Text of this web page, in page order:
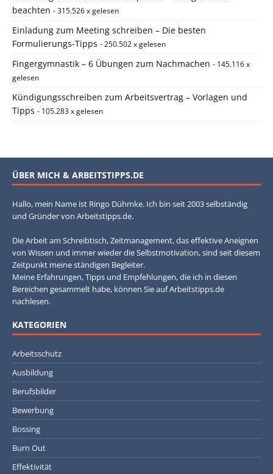
beachten - 315.526 x gelesen
Einladung zum Meeting schreiben – Die besten
Formulierungs-Tipps - 250.502 x gelesen
Fingergymnastik – 6 Übungen zum Nachmachen - 145.116 x
gelesen
Kündigungsschreiben zum Arbeitsvertrag – Vorlagen und
Tipps - 105.283 x gelesen
ÜBER MICH & ARBEITSTIPPS.DE
Hallo, mein Name ist Ringo Dühmke. Ich bin seit 2003 selbständig
und Gründer von Arbeitstipps.de.
Die Arbeit am Schreibtisch, Zeitmanagement, das effektive Aneignen
von Wissen und immer wieder die Selbstmotivation, sind seit diesem
Zeitpunkt meine ständigen Begleiter.
Meine Erfahrungen, Tipps und Empfehlungen, die ich in diesen
Bereichen gesammelt habe, können Sie auf Arbeitstipps.de
nachlesen.
KATEGORIEN
Arbeitsschutz
Ausbildung
Berufsbilder
Bewerbung
Bossing
Burn Out
Effektivität